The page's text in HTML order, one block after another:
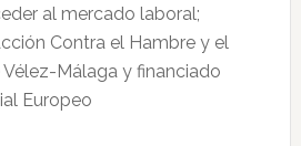
al mercado laboral;
Contra el Hambre y el
Málaga y financiado
Europeo